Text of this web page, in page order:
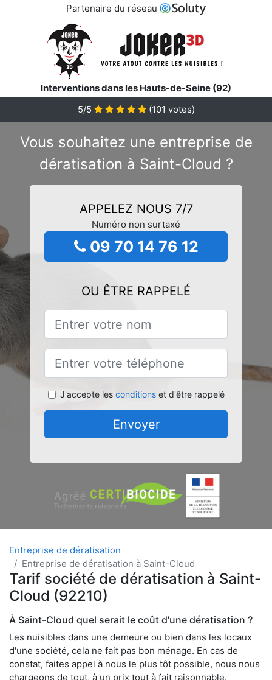
Partenaire du réseau
Interventions dans les Hauts-de-Seine (92)
5/5
(101 votes)
Vous souhaitez une entreprise de
dératisation à Saint-Cloud ?
APPELEZ NOUS 7/7
Numéro non surtaxé
09 70 14 76 12
OU ÊTRE RAPPELÉ
J'accepte les conditionset d'être rappelé
Envoyer
Entreprise de dératisation
Entreprise de dératisation à Saint-Cloud
Tarif société de dératisation à Saint-
Cloud (92210)
À Saint-Cloud quel serait le coût d'une dératisation ?
Les nuisibles dans une demeure ou bien dans les locaux
d'une société, cela ne fait pas bon ménage. En cas de
constat, faites appel à nous le plus tôt possible, nous nous
chargeons de tout, à un prix tout à fait raisonnable.